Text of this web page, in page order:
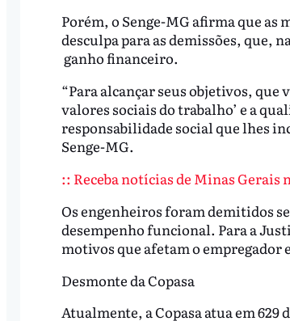
Porém, o Senge-MG afirma que as
desculpa para as demissões, que,
ganho financeiro.
“Para alcançar seus objetivos, que
valores sociais do trabalho’ e a
responsabilidade social que lhes
Senge-MG.
:: Receba notícias de Minas Gerais
Os engenheiros foram demitidos
desempenho funcional. Para a
motivos que afetam o empregador
Desmonte da Copasa
Atualmente, a Copasa atua em 629